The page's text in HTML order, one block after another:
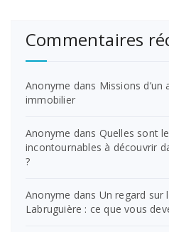
Commentaires
Anonyme dans Missions
immobilier
Anonyme dans Quelles sont
incontournables à découvrir
?
Anonyme dans Un regard sur
Labruguière : ce que vous